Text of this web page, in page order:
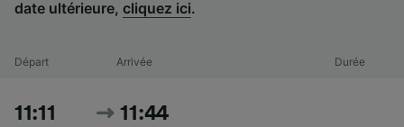
date ultérieure, cliquez ici.
Départ Arrivée Durée
11:11 11:44